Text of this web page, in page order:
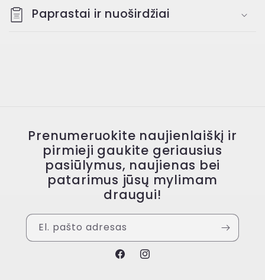
Paprastai ir nuoširdžiai
Prenumeruokite naujienlaiškį ir
pirmieji gaukite geriausius
pasiūlymus, naujienas bei
patarimus jūsų mylimam
draugui!
El. pašto adresas
„Facebook“„Instagram“